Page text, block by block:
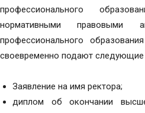
профессионального
нормативными правовыми
профессионального
своевременно подают
Заявление на имя ректора;
диплом об окончании